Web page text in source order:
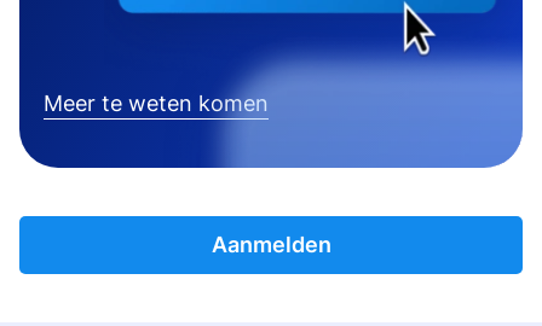
Meer te weten komen
Aanmelden